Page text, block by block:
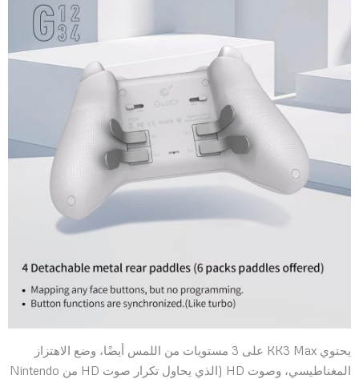
يحتوي KK3 Max على 3 مستويات من اللمس أيضًا، وضع الاهتزاز
المغناطيسي، وصوت HD (الذي يحاول تكرار صوت HD من Nintendo